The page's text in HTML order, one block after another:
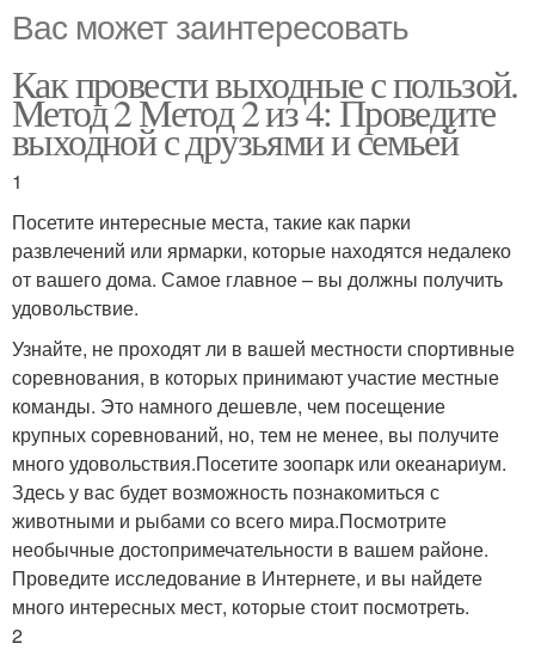
Вас может заинтересовать
Как провести выходные с пользой.
Метод 2 Метод 2 из 4: Проведите
выходной с друзьями и семьей
1
Посетите интересные места, такие как парки
развлечений или ярмарки, которые находятся недалеко
от вашего дома. Самое главное – вы должны получить
удовольствие.
Узнайте, не проходят ли в вашей местности спортивные
соревнования, в которых принимают участие местные
команды. Это намного дешевле, чем посещение
крупных соревнований, но, тем не менее, вы получите
много удовольствия.Посетите зоопарк или океанариум.
Здесь у вас будет возможность познакомиться с
животными и рыбами со всего мира.Посмотрите
необычные достопримечательности в вашем районе.
Проведите исследование в Интернете, и вы найдете
много интересных мест, которые стоит посмотреть.
2